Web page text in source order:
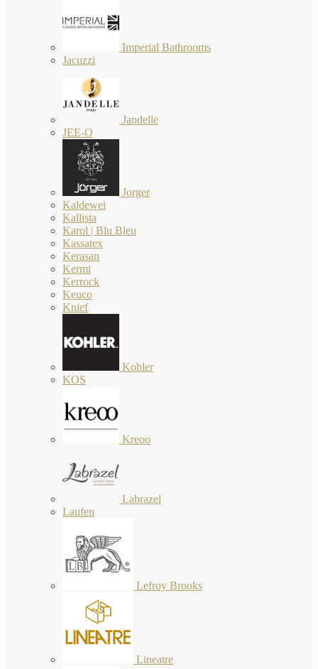
Imperial Bathrooms
Jacuzzi
Jandelle
JEE-O
Jorger
Kaldewei
Kallista
Karol | Blu Bleu
Kassatex
Kerasan
Kermi
Kerrock
Keuco
Knief
Kohler
KOS
Kreoo
Labrazel
Laufen
Lefroy Brooks
Lineatre